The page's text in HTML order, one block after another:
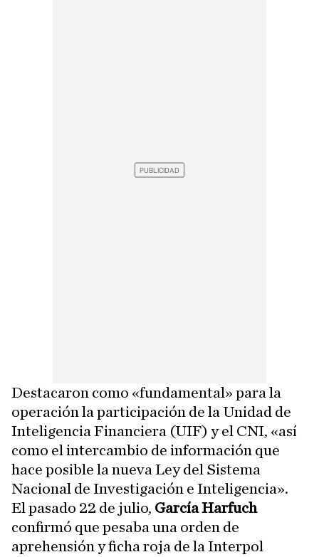
Destacaron como «fundamental» para la
operación la participación de la Unidad de
Inteligencia Financiera (UIF) y el CNI, «así
como el intercambio de información que
hace posible la nueva Ley del Sistema
Nacional de Investigación e Inteligencia».
El pasado 22 de julio, García Harfuch
confirmó que pesaba una orden de
aprehensión y ficha roja de la Interpol